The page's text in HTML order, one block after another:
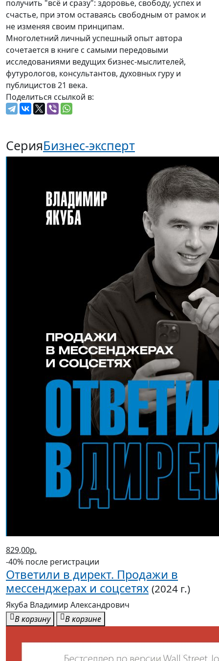
получить "всё и сразу": здоровье, свободу, успех и
счастье, при этом оставаясь свободным от рамок и
не изменяя своим принципам.
Многолетний личный успешный опыт автора
сочетается в книге с самыми передовыми
исследованиями ведущих бизнес-мыслителей,
футурологов, консультантов, духовных гуру и
публицистов 21 века.
Поделиться ссылкой в:
СерияБизнес-эксперт
829,00р.
-40% после регистрации
Ответили в директ. Продажи в
мессенджерах и соцсетях (2024 г.)
Якуба Владимир Александрович
В корзину
В корзине